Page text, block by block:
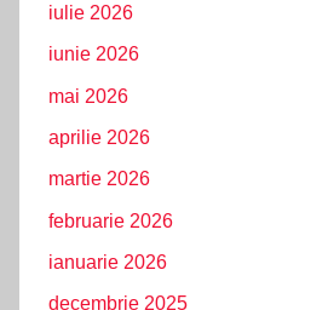
iulie 2026
iunie 2026
mai 2026
aprilie 2026
martie 2026
februarie 2026
ianuarie 2026
decembrie 2025